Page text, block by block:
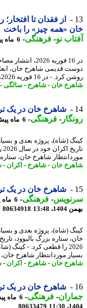
از فقدان تا افتخار؛
«همه چیز» را باخت
نو- فرهنگی-6 ماه پیش - دوشنبه 27 بهمن 1404، 16:46
در 16 فوریه 2026،
قدیمی شاهرخ خان، ابعاد
در 16 فوریه 2026، انتشار مصاحبه ...
خان -شاهرخ-سالگی-
شاهرخ خان در یک
-فرهنگی-6 ماه پیش - سه شنبه 7 بهمن 1404، 21:32
(شاه)، پروژه بعدی و بسیار
تاریخ
شاهرخ خان، ستاره
خان -شاهرخ-اکران-
شاهرخ خان در یک
-فرهنگی-
13:48
80634918
(شاه)، پروژه بعدی و بسیار
ستاره بزرگ بالیوود، تاریخ
2026 را قطعی کرد. - کینگ (شاه)،
موردانتظار شاهرخ خان،
خان -شاهرخ-اکران-
شاهرخ خان در یک
- فرهنگی-